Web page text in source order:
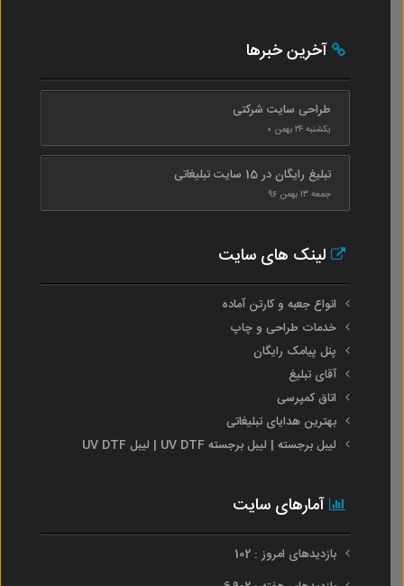
آخرین خبرها
طراحی سایت شرکتی
یکشنبه ۲۴ بهمن ۰
تبلیغ رایگان در 15 سایت تبلیغاتی
جمعه ۱۳ بهمن ۹۶
لینک های سایت
انواع جعبه و کارتن آماده
خدمات طراحی و چاپ
پنل پیامک رایگان
آقای تبلیغ
اتاق کمپرسی
بهترین هدایای تبلیغاتی
لیبل برجسته | لیبل برجسته UV DTF | لیبل UV DTF
آمارهای سایت
بازدیدهای امروز : 102